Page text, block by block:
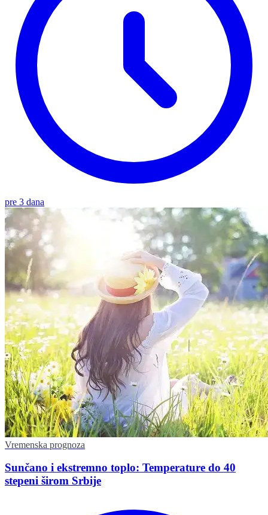
pre 3 dana
Vremenska prognoza
Sunčano i ekstremno toplo: Temperature do 40
stepeni širom Srbije